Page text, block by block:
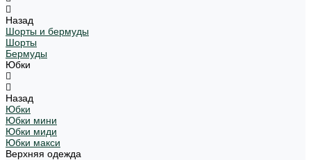
Назад
Шорты и бермуды
Шорты
Бермуды
Юбки
Назад
Юбки
Юбки мини
Юбки миди
Юбки макси
Верхняя одежда